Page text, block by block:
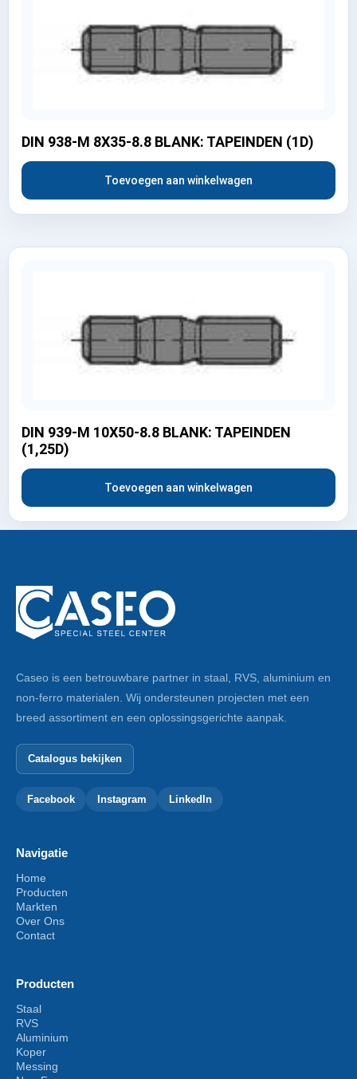
DIN 938-M 8X35-8.8 BLANK: TAPEINDEN (1D)
Toevoegen aan winkelwagen
DIN 939-M 10X50-8.8 BLANK: TAPEINDEN
(1,25D)
Toevoegen aan winkelwagen
Caseo is een betrouwbare partner in staal, RVS, aluminium en
non-ferro materialen. Wij ondersteunen projecten met een
breed assortiment en een oplossingsgerichte aanpak.
Catalogus bekijken
Facebook Instagram LinkedIn
Navigatie
Home
Producten
Markten
Over Ons
Contact
Producten
Staal
RVS
Aluminium
Koper
Messing